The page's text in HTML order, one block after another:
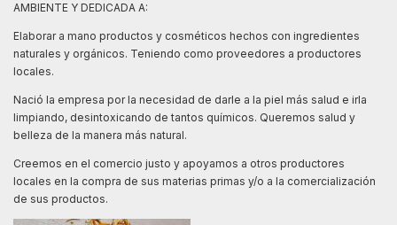
AMBIENTE Y DEDICADA A:
Elaborar a mano productos y cosméticos hechos con ingredientes
naturales y orgánicos. Teniendo como proveedores a productores
locales.
Nació la empresa por la necesidad de darle a la piel más salud e irla
limpiando, desintoxicando de tantos químicos. Queremos salud y
belleza de la manera más natural.
Creemos en el comercio justo y apoyamos a otros productores
locales en la compra de sus materias primas y/o a la comercialización
de sus productos.